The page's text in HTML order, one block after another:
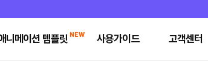
니메이션 템플릿 NEW 사용가이드 고객센터